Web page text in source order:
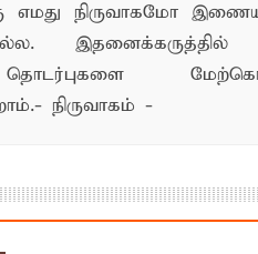
எமது நிருவாகமோ
நிருவாகம் -